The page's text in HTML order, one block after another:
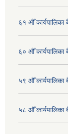
६१ औँ कार्यपालिका
६० औँ कार्यपालिका
५९ औँ कार्यपालिका
५८ औँ कार्यपालिका